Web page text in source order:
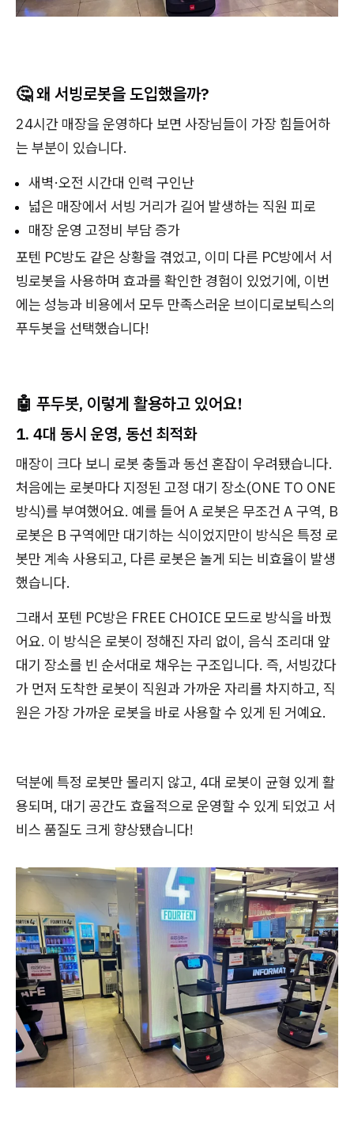
🤔왜 서빙로봇을 도입했을까?
24시간 매장을 운영하다 보면 사장님들이 가장 힘들어하
는 부분이 있습니다.
새벽·오전 시간대 인력 구인난
넓은 매장에서 서빙 거리가 길어 발생하는 직원 피로
매장 운영 고정비 부담 증가
포텐 PC방도 같은 상황을 겪었고, 이미 다른 PC방에서 서
빙로봇을 사용하며 효과를 확인한 경험이 있었기에, 이번
에는 성능과 비용에서 모두 만족스러운 브이디로보틱스의
푸두봇을 선택했습니다!
🤖 푸두봇, 이렇게 활용하고 있어요!
1. 4대 동시 운영, 동선 최적화
매장이 크다 보니 로봇 충돌과 동선 혼잡이 우려됐습니다.
처음에는 로봇마다 지정된 고정 대기 장소(ONE TO ONE
방식)를 부여했어요. 예를 들어 A 로봇은 무조건 A 구역, B
로봇은 B 구역에만 대기하는 식이었지만이 방식은 특정 로
봇만 계속 사용되고, 다른 로봇은 놀게 되는 비효율이 발생
했습니다.
그래서 포텐 PC방은 FREE CHOICE 모드로 방식을 바꿨
어요. 이 방식은 로봇이 정해진 자리 없이, 음식 조리대 앞
대기 장소를 빈 순서대로 채우는 구조입니다. 즉, 서빙갔다
가 먼저 도착한 로봇이 직원과 가까운 자리를 차지하고, 직
원은 가장 가까운 로봇을 바로 사용할 수 있게 된 거예요.
덕분에 특정 로봇만 몰리지 않고, 4대 로봇이 균형 있게 활
용되며, 대기 공간도 효율적으로 운영할 수 있게 되었고 서
비스 품질도 크게 향상됐습니다!